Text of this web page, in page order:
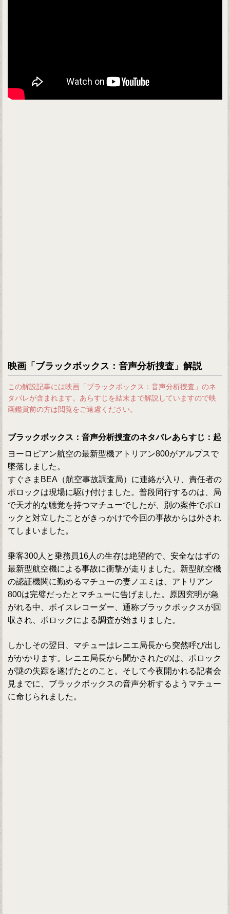
映画「ブラックボックス：音声分析捜査」解説
この解説記事には映画「ブラックボックス：音声分析捜査」のネ
タバレが含まれます。あらすじを結末まで解説していますので映
画鑑賞前の方は閲覧をご遠慮ください。
ブラックボックス：音声分析捜査のネタバレあらすじ：起
ヨーロピアン航空の最新型機アトリアン800がアルプスで
墜落しました。
すぐさまBEA（航空事故調査局）に連絡が入り、責任者の
ポロックは現場に駆け付けました。普段同行するのは、局
で天才的な聴覚を持つマチューでしたが、別の案件でポロ
ックと対立したことがきっかけで今回の事故からは外され
てしまいました。
乗客300人と乗務員16人の生存は絶望的で、安全なはずの
最新型航空機による事故に衝撃が走りました。新型航空機
の認証機関に勤めるマチューの妻ノエミは、アトリアン
800は完璧だったとマチューに告げました。原因究明が急
がれる中、ボイスレコーダー、通称ブラックボックスが回
収され、ポロックによる調査が始まりました。
しかしその翌日、マチューはレニエ局長から突然呼び出し
がかかります。レニエ局長から聞かされたのは、ポロック
が謎の失踪を遂げたとのこと。そして今夜開かれる記者会
見までに、ブラックボックスの音声分析するようマチュー
に命じられました。